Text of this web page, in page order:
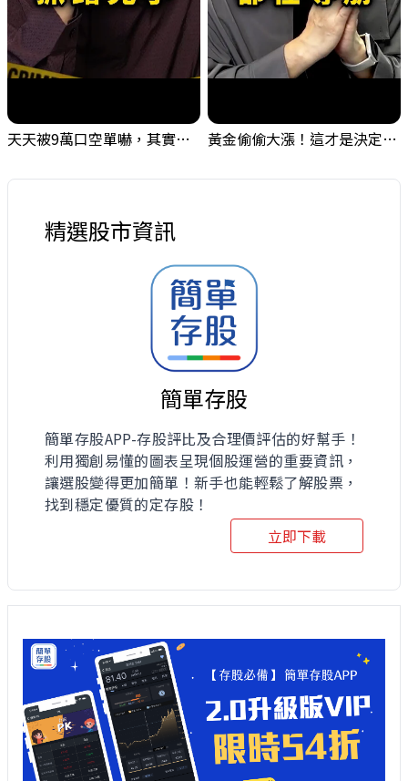
天天被9萬口空單嚇，其實你盯錯地方了｜Mr.Jimmy高志銘 #台股 #外資期貨 #融資 黃金偷偷大漲！這才是決定台股生死的「真風向球」！｜Mr.Jimmy高志銘 #黃金 #美元指數 #聯準會
精選股市資訊
簡單存股
簡單存股APP-存股評比及合理價評估的好幫手！
利用獨創易懂的圖表呈現個股運營的重要資訊，
讓選股變得更加簡單！新手也能輕鬆了解股票，
找到穩定優質的定存股！
立即下載